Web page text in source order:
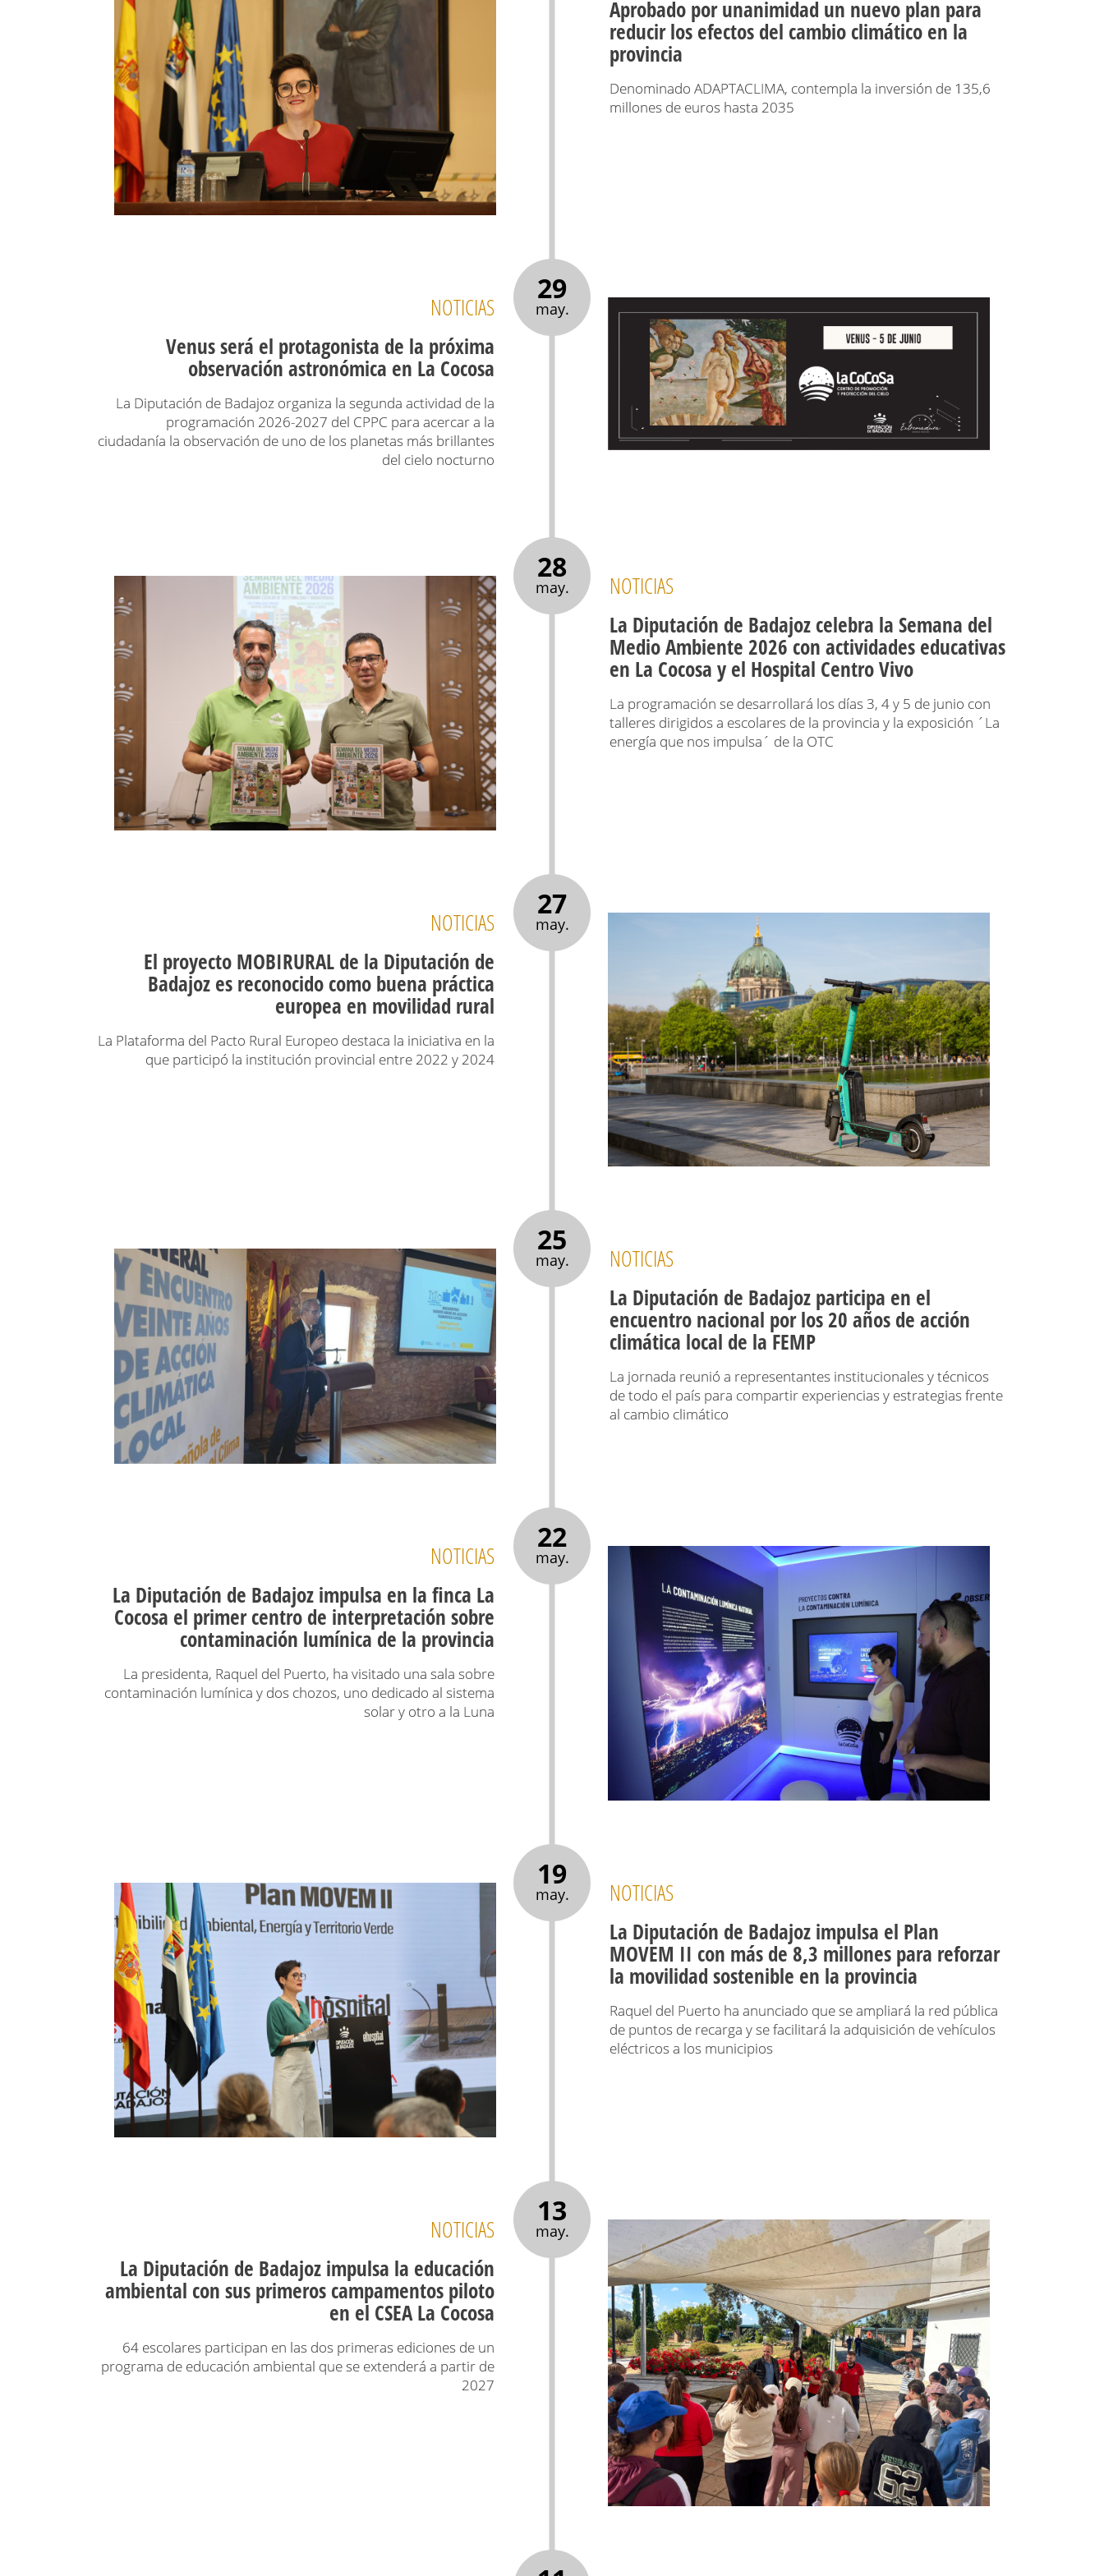
Aprobado por unanimidad un nuevo plan para
reducir los efectos del cambio climático en la
provincia
Denominado ADAPTACLIMA, contempla la inversión de 135,6
millones de euros hasta 2035
29
may.
NOTICIAS
Venus será el protagonista de la próxima
observación astronómica en La Cocosa
La Diputación de Badajoz organiza la segunda actividad de la
programación 2026-2027 del CPPC para acercar a la
ciudadanía la observación de uno de los planetas más brillantes
del cielo nocturno
28
may. NOTICIAS
La Diputación de Badajoz celebra la Semana del
Medio Ambiente 2026 con actividades educativas
en La Cocosa y el Hospital Centro Vivo
La programación se desarrollará los días 3, 4 y 5 de junio con
talleres dirigidos a escolares de la provincia y la exposición ´La
energía que nos impulsa´ de la OTC
27
may.
NOTICIAS
El proyecto MOBIRURAL de la Diputación de
Badajoz es reconocido como buena práctica
europea en movilidad rural
La Plataforma del Pacto Rural Europeo destaca la iniciativa en la
que participó la institución provincial entre 2022 y 2024
25
may. NOTICIAS
La Diputación de Badajoz participa en el
encuentro nacional por los 20 años de acción
climática local de la FEMP
La jornada reunió a representantes institucionales y técnicos
de todo el país para compartir experiencias y estrategias frente
al cambio climático
22
may.
NOTICIAS
La Diputación de Badajoz impulsa en la finca La
Cocosa el primer centro de interpretación sobre
contaminación lumínica de la provincia
La presidenta, Raquel del Puerto, ha visitado una sala sobre
contaminación lumínica y dos chozos, uno dedicado al sistema
solar y otro a la Luna
19
may. NOTICIAS
La Diputación de Badajoz impulsa el Plan
MOVEM II con más de 8,3 millones para reforzar
la movilidad sostenible en la provincia
Raquel del Puerto ha anunciado que se ampliará la red pública
de puntos de recarga y se facilitará la adquisición de vehículos
eléctricos a los municipios
13
may.
NOTICIAS
La Diputación de Badajoz impulsa la educación
ambiental con sus primeros campamentos piloto
en el CSEA La Cocosa
64 escolares participan en las dos primeras ediciones de un
programa de educación ambiental que se extenderá a partir de
2027